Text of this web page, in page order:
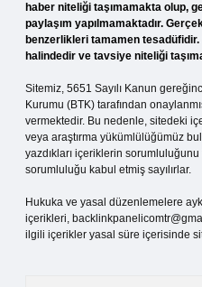
haber niteliği taşımamakta olup,
paylaşım yapılmamaktadır.
benzerlikleri tamamen
halindedir ve tavsiye niteliği
Sitemiz, 5651 Sayılı Kanun
Kurumu (BTK) tarafından
vermektedir. Bu nedenle, sitedeki
veya araştırma yükümlülüğümüz
yazdıkları içeriklerin
sorumluluğu kabul etmiş sayılırlar.
Hukuka ve yasal düzenlemelere
içerikleri,
ilgili içerikler yasal süre içerisinde